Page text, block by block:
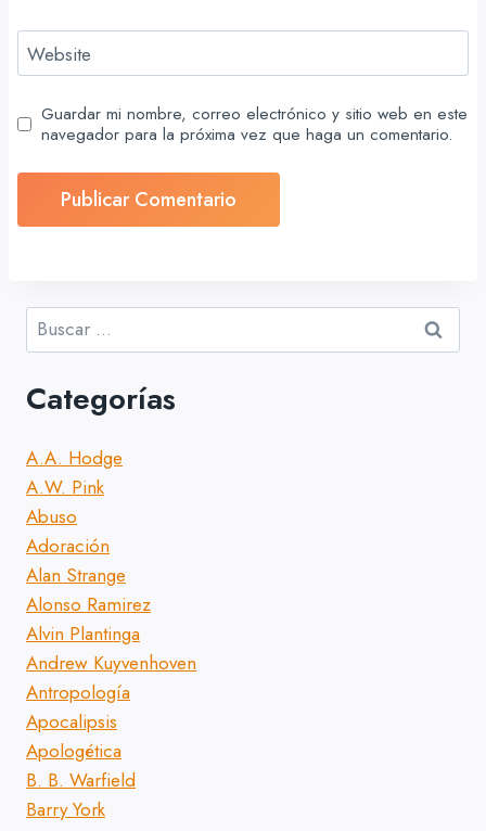
Website
Guardar mi nombre, correo electrónico y sitio web en este
navegador para la próxima vez que haga un comentario.
Buscar:
Categorías
A.A. Hodge
A.W. Pink
Abuso
Adoración
Alan Strange
Alonso Ramirez
Alvin Plantinga
Andrew Kuyvenhoven
Antropología
Apocalipsis
Apologética
B. B. Warfield
Barry York